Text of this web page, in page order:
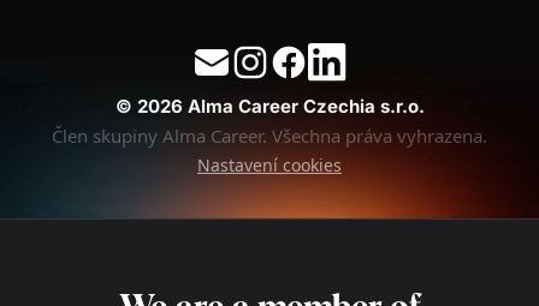
© 2026 Alma Career Czechia s.r.o.
Člen skupiny Alma Career. Všechna práva vyhrazena.
Nastavení cookies